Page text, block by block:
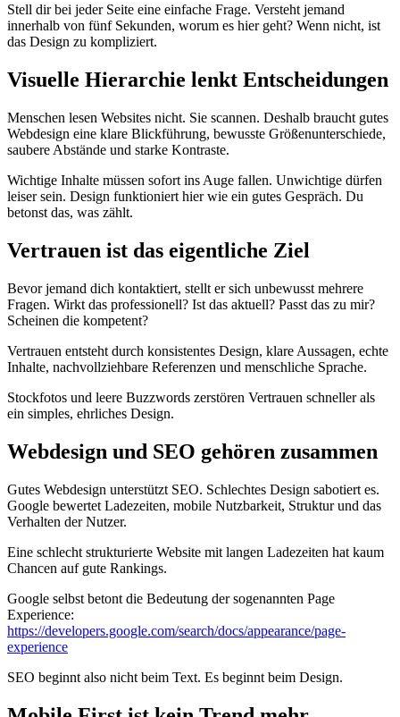
Stell dir bei jeder Seite eine einfache Frage. Versteht jemand
innerhalb von fünf Sekunden, worum es hier geht? Wenn nicht, ist
das Design zu kompliziert.
Visuelle Hierarchie lenkt Entscheidungen
Menschen lesen Websites nicht. Sie scannen. Deshalb braucht gutes
Webdesign eine klare Blickführung, bewusste Größenunterschiede,
saubere Abstände und starke Kontraste.
Wichtige Inhalte müssen sofort ins Auge fallen. Unwichtige dürfen
leiser sein. Design funktioniert hier wie ein gutes Gespräch. Du
betonst das, was zählt.
Vertrauen ist das eigentliche Ziel
Bevor jemand dich kontaktiert, stellt er sich unbewusst mehrere
Fragen. Wirkt das professionell? Ist das aktuell? Passt das zu mir?
Scheinen die kompetent?
Vertrauen entsteht durch konsistentes Design, klare Aussagen, echte
Inhalte, nachvollziehbare Referenzen und menschliche Sprache.
Stockfotos und leere Buzzwords zerstören Vertrauen schneller als
ein simples, ehrliches Design.
Webdesign und SEO gehören zusammen
Gutes Webdesign unterstützt SEO. Schlechtes Design sabotiert es.
Google bewertet Ladezeiten, mobile Nutzbarkeit, Struktur und das
Verhalten der Nutzer.
Eine schlecht strukturierte Website mit langen Ladezeiten hat kaum
Chancen auf gute Rankings.
Google selbst betont die Bedeutung der sogenannten Page
Experience:
https://developers.google.com/search/docs/appearance/page-
experience
SEO beginnt also nicht beim Text. Es beginnt beim Design.